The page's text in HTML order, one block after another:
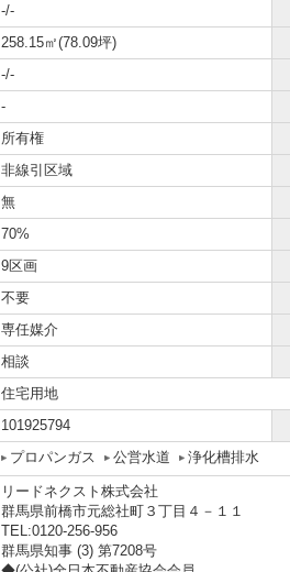
-/-
258.15㎡(78.09坪)
-/-
-
所有権
非線引区域
無
70%
9区画
不要
専任媒介
相談
住宅用地
101925794
プロパンガス 公営水道 浄化槽排水
リードネクスト株式会社
群馬県前橋市元総社町３丁目４－１１
TEL:0120-256-956
群馬県知事 (3) 第7208号